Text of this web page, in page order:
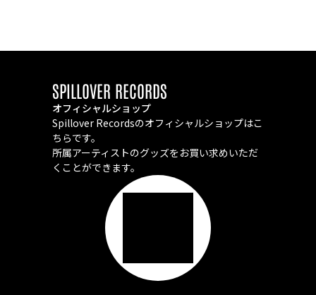
SPILLOVER RECORDS
オフィシャルショップ
Spillover Recordsのオフィシャルショップはこ
ちらです。
所属アーティストのグッズをお買い求めいただ
くことができます。